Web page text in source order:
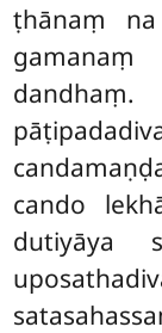
ṭhānaṃ na
gamanaṃ
dandhaṃ.
cando
dutiyāya